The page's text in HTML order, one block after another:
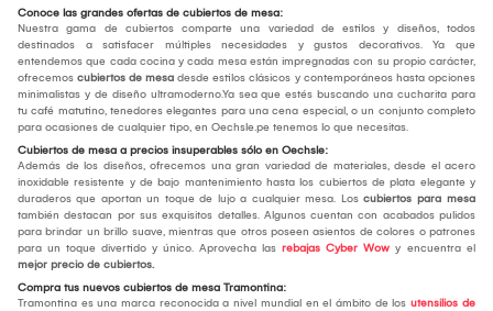
Conoce las grandes ofertas de cubiertos de mesa:
Nuestra gama de cubiertos comparte una variedad de estilos y diseños, todos
destinados a satisfacer múltiples necesidades y gustos decorativos. Ya que
entendemos que cada cocina y cada mesa están impregnadas con su propio carácter,
ofrecemos cubiertos de mesa desde estilos clásicos y contemporáneos hasta opciones
minimalistas y de diseño ultramoderno.Ya sea que estés buscando una cucharita para
tu café matutino, tenedores elegantes para una cena especial, o un conjunto completo
para ocasiones de cualquier tipo, en Oechsle.pe tenemos lo que necesitas.
Cubiertos de mesa a precios insuperables sólo en Oechsle:
Además de los diseños, ofrecemos una gran variedad de materiales, desde el acero
inoxidable resistente y de bajo mantenimiento hasta los cubiertos de plata elegante y
duraderos que aportan un toque de lujo a cualquier mesa. Los cubiertos para mesa
también destacan por sus exquisitos detalles. Algunos cuentan con acabados pulidos
para brindar un brillo suave, mientras que otros poseen asientos de colores o patrones
para un toque divertido y único. Aprovecha las rebajas Cyber Wow y encuentra el
mejor precio de cubiertos.
Compra tus nuevos cubiertos de mesa Tramontina:
Tramontina es una marca reconocida a nivel mundial en el ámbito de los utensilios de